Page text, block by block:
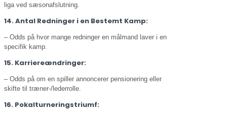
liga ved sæsonafslutning.
14. Antal Redninger i en Bestemt Kamp:
– Odds på hvor mange redninger en målmand laver i en
specifik kamp.
15. Karriereændringer:
– Odds på om en spiller annoncerer pensionering eller
skifte til træner-/lederrolle.
16. Pokalturneringstriumf: